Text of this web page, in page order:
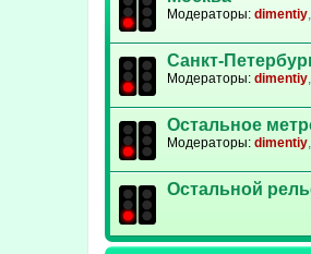
Модераторы: dimentiy,
Санкт-
Модераторы: dimentiy,
Остальное
Модераторы: dimentiy,
Остальной